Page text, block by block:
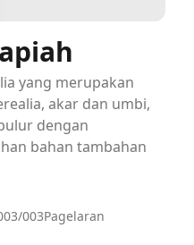
yang merupakan
akar dan umbi,
dengan
bahan tambahan
003Pagelaran